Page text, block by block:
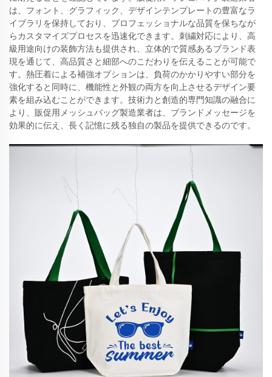
は、フォント、グラフィック、デザインテンプレートの豊富なラ
イブラリを保持しており、プロフェッショナルな品質を保ちなが
らカスタマイズプロセスを迅速化できます。刺繍対応により、高
級用途向けの装飾方法も提供され、立体的で質感あるブランド表
現を通じて、高品質さと細部へのこだわりを伝えることが可能で
す。熱圧着による補強オプションは、負荷のかかりやすい部分を
強化すると同時に、機能性と外観の両方を向上させるデザイン要
素を組み込むことができます。技術力と創造的専門知識の融合に
より、販促用メッシュバッグ製造業者は、ブランドメッセージを
効果的に伝え、長く記憶に残る独自の製品を提供できるのです。